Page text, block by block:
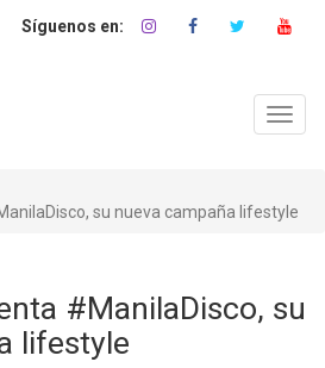
su nueva campaña lifestyle
#ManilaDisco, su
lifestyle